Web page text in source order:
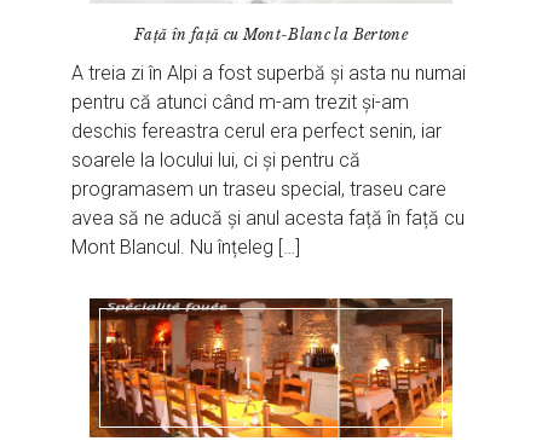
Față în față cu Mont-Blanc la Bertone
A treia zi în Alpi a fost superbă și asta nu numai
pentru că atunci când m-am trezit și-am
deschis fereastra cerul era perfect senin, iar
soarele la locului lui, ci și pentru că
programasem un traseu special, traseu care
avea să ne aducă și anul acesta față în față cu
Mont Blancul. Nu înțeleg […]